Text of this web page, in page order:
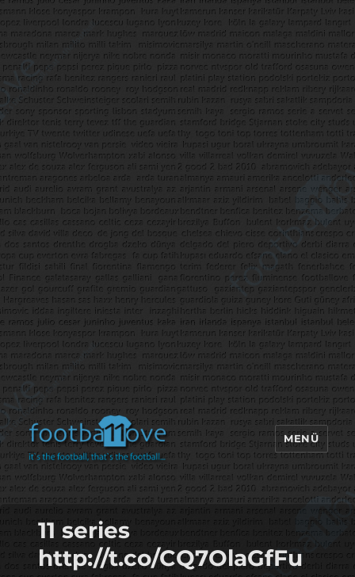
footbaLLove
MENÜ
11 series
http://t.co/CQ7OlaGfFu